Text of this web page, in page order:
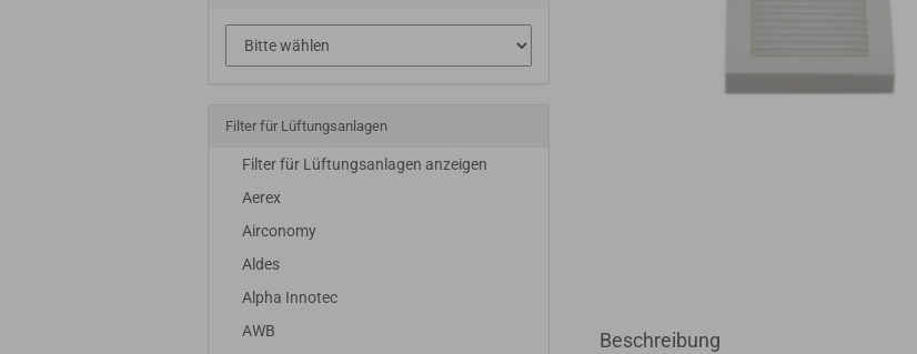
Beschreibung
Filter für Lüftungsanlagen
Filter für Lüftungsanlagen anzeigen
Aerex
Airconomy
Aldes
Alpha Innotec
AWB